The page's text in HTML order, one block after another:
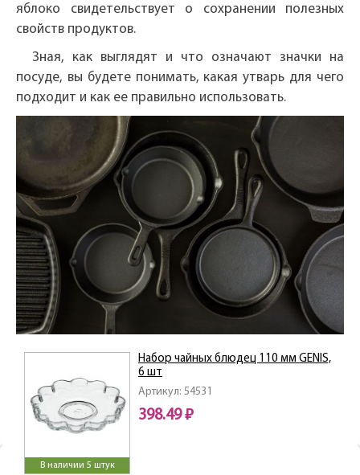
яблоко свидетельствует о сохранении полезных
свойств продуктов.
Зная, как выглядят и что означают значки на
посуде, вы будете понимать, какая утварь для чего
подходит и как ее правильно использовать.
В наличии 5 штук
Артикул: 54531
Набор чайных блюдец 110 мм GENIS,
6 шт
398.49 ₽